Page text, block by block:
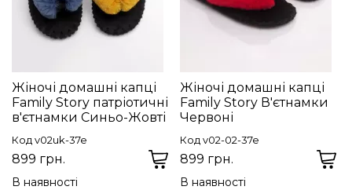
Жіночі домашні капці
Family Story патріотичні
в'єтнамки Синьо-Жовті
Код v02uk-37e
899 грн.
В наявності
Жіночі домашні капці
Family Story В'єтнамки
Червоні
Код v02-02-37e
899 грн.
В наявності